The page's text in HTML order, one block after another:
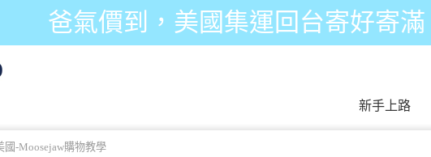
爸氣價到，美國集運回台寄好寄滿
新手上路
國-Moosejaw購物教學